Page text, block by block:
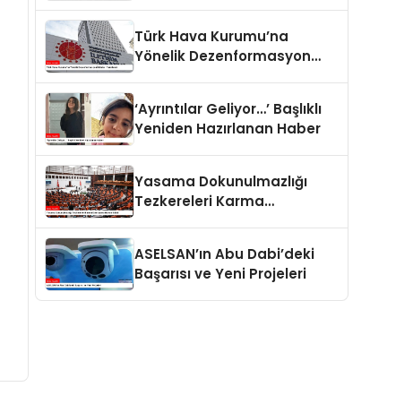
Türk Hava Kurumu’na
Yönelik Dezenformasyon
‘Ayrıntılar Geliyor…’ Başlıklı
Yeniden Hazırlanan Haber
Yasama Dokunulmazlığı
Tezkereleri Karma
ASELSAN’ın Abu Dabi’deki
Başarısı ve Yeni Projeleri